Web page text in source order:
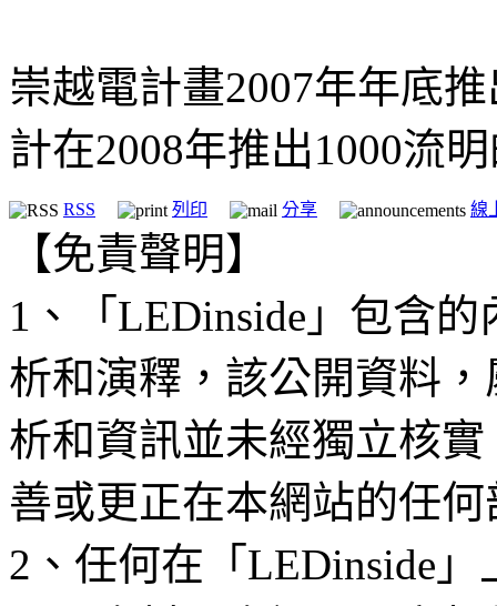
崇越電計畫2007年年底
計在2008年推出1000流
RSS 列印 分享 線
【免責聲明】
1、「LEDinside」包含
析和演釋，該公開資料
析和資訊並未經獨立核
善或更正在本網站的任
2、任何在「LEDinside